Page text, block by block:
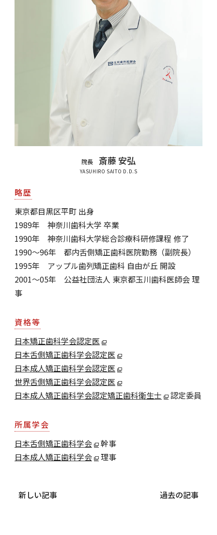
院長 斎藤 安弘
YASUHIRO SAITO D.D.S
略歴
東京都目黒区平町 出身
1989年 神奈川歯科大学 卒業
1990年 神奈川歯科大学総合診療科研修課程 修了
1990～96年 都内舌側矯正歯科医院勤務（副院長）
1995年 アップル歯列矯正歯科 自由が丘 開設
2001～05年 公益社団法人 東京都玉川歯科医師会 理
事
資格等
日本矯正歯科学会認定医
日本舌側矯正歯科学会認定医
日本成人矯正歯科学会認定医
世界舌側矯正歯科学会認定医
日本成人矯正歯科学会認定矯正歯科衛生士
認定委員
所属学会
日本舌側矯正歯科学会
幹事
日本成人矯正歯科学会
理事
新しい記事 過去の記事